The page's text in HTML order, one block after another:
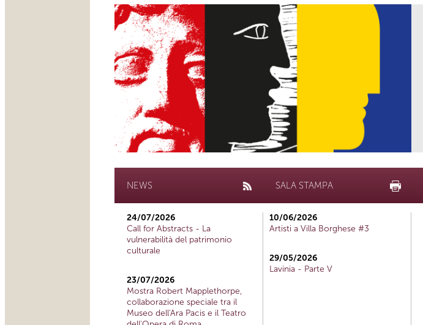
NEWS
24/07/2026
Call for Abstracts - La
vulnerabilità del patrimonio
culturale
23/07/2026
Mostra Robert Mapplethorpe,
collaborazione speciale tra il
Museo dell'Ara Pacis e il Teatro
SALA STAMPA
10/06/2026
Artisti a Villa Borghese #3
29/05/2026
Lavinia - Parte V